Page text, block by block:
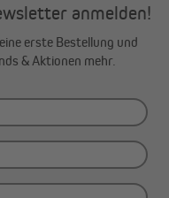
anmelden!
erste Bestellung und
& Aktionen mehr.